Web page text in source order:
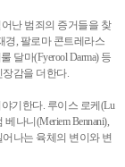
난 범죄의 증거들을 찾
경, 팔로마 콘트레라스
달마(Fyerool Darma) 등
감을 더한다.
기한다. 루이스 로케(Lu
나니(Meriem Bennani),
나는 육체의 변이와 변